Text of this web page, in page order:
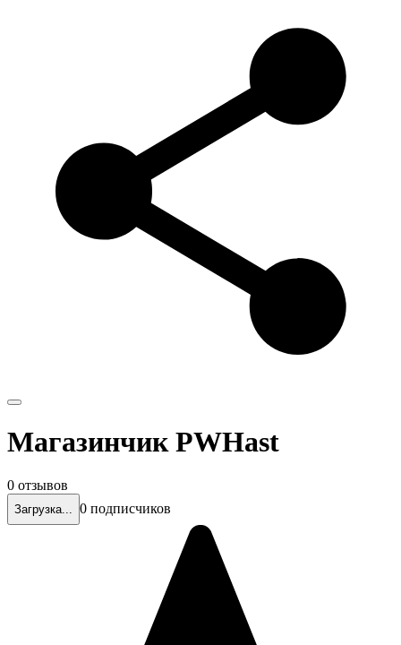
Магазинчик PWHast
0 отзывов
Загрузка... 0 подписчиков